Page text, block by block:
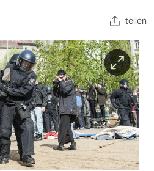
teilen